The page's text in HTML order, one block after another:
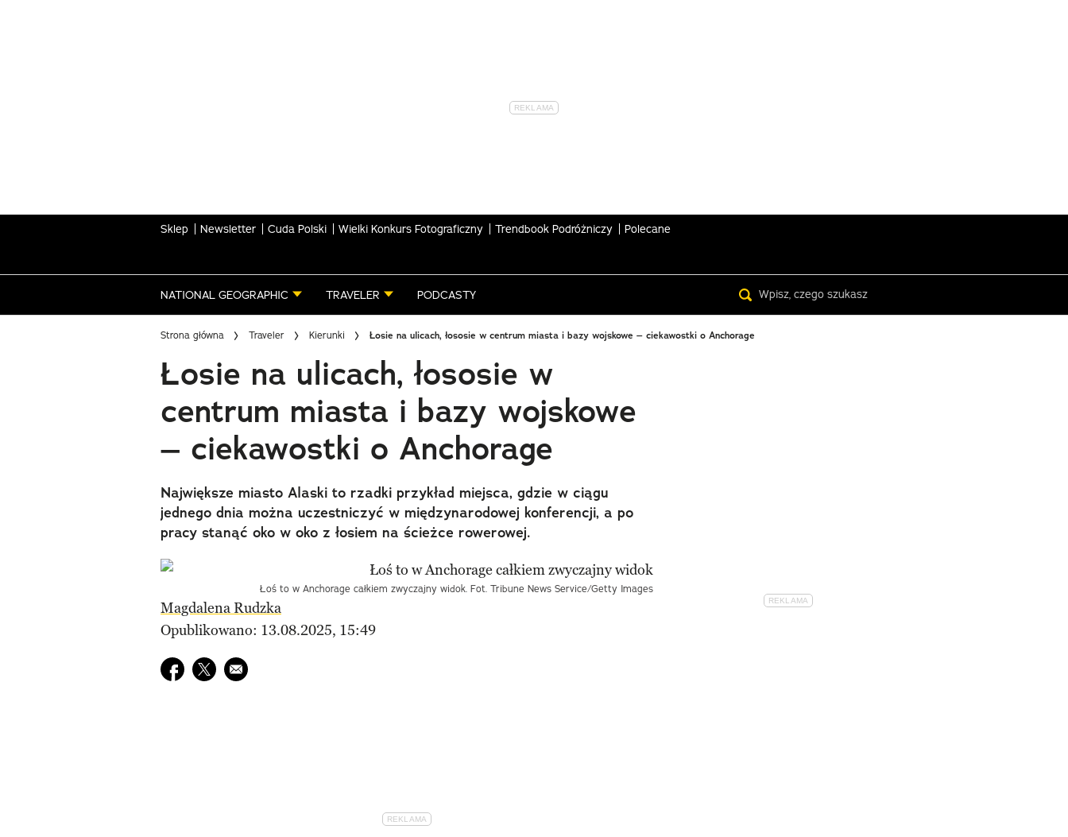
Sklep Newsletter Cuda Polski Wielki Konkurs Fotograficzny Trendbook Podróżniczy Polecane
NATIONAL GEOGRAPHIC TRAVELER PODCASTY
Strona główna Traveler Kierunki Łosie na ulicach, łososie w centrum miasta i bazy wojskowe – ciekawostki o Anchorage
Łosie na ulicach, łososie w
centrum miasta i bazy wojskowe
– ciekawostki o Anchorage
Największe miasto Alaski to rzadki przykład miejsca, gdzie w ciągu
jednego dnia można uczestniczyć w międzynarodowej konferencji, a po
pracy stanąć oko w oko z łosiem na ścieżce rowerowej.
Łoś to w Anchorage całkiem zwyczajny widok. Fot. Tribune News Service/Getty Images
Magdalena Rudzka
Opublikowano: 13.08.2025, 15:49
Udostępnij na facebook
Udostępnij na twitter
E-mail do przyjaciela